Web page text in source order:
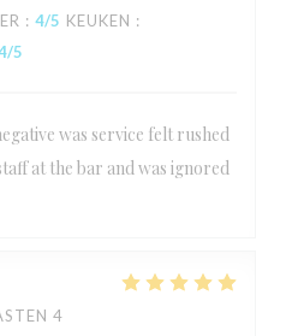
: 4/5 KEUKEN :
/5
was service felt rushed
at the bar and was ignored
4